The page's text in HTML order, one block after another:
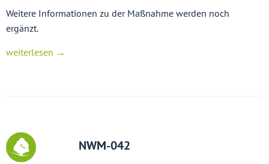
Weitere Informationen zu der Maßnahme werden noch
ergänzt.
weiterlesen →
NWM-042